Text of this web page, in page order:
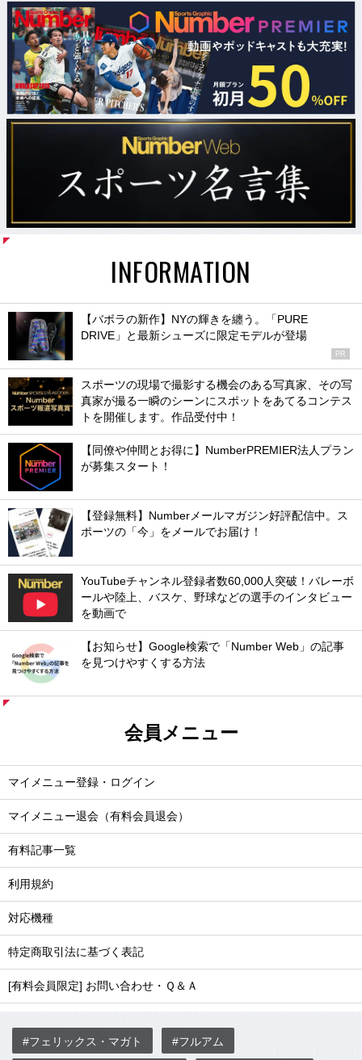
INFORMATION
【バボラの新作】NYの輝きを纏う。「PURE
DRIVE」と最新シューズに限定モデルが登場
PR
スポーツの現場で撮影する機会のある写真家、その写
真家が撮る一瞬のシーンにスポットをあてるコンテス
トを開催します。作品受付中！
【同僚や仲間とお得に】NumberPREMIER法人プラン
が募集スタート！
【登録無料】Numberメールマガジン好評配信中。ス
ポーツの「今」をメールでお届け！
YouTubeチャンネル登録者数60,000人突破！バレーボ
ールや陸上、バスケ、野球などの選手のインタビュー
を動画で
【お知らせ】Google検索で「Number Web」の記事
を見つけやすくする方法
会員メニュー
マイメニュー登録・ログイン
マイメニュー退会（有料会員退会）
有料記事一覧
利用規約
対応機種
特定商取引法に基づく表記
[有料会員限定] お問い合わせ・Ｑ＆Ａ
#フェリックス・マガト #フルアム